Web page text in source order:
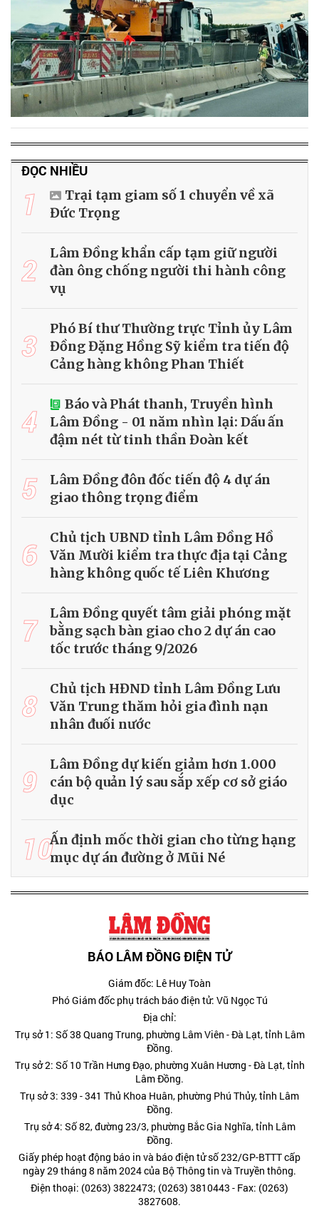
ĐỌC NHIỀU
1
Trại tạm giam số 1 chuyển về xã
Đức Trọng
2
Lâm Đồng khẩn cấp tạm giữ người
đàn ông chống người thi hành công
vụ
3
Phó Bí thư Thường trực Tỉnh ủy Lâm
Đồng Đặng Hồng Sỹ kiểm tra tiến độ
Cảng hàng không Phan Thiết
4
Báo và Phát thanh, Truyền hình
Lâm Đồng - 01 năm nhìn lại: Dấu ấn
đậm nét từ tinh thần Đoàn kết
5
Lâm Đồng đôn đốc tiến độ 4 dự án
giao thông trọng điểm
6
Chủ tịch UBND tỉnh Lâm Đồng Hồ
Văn Mười kiểm tra thực địa tại Cảng
hàng không quốc tế Liên Khương
7
Lâm Đồng quyết tâm giải phóng mặt
bằng sạch bàn giao cho 2 dự án cao
tốc trước tháng 9/2026
8
Chủ tịch HĐND tỉnh Lâm Đồng Lưu
Văn Trung thăm hỏi gia đình nạn
nhân đuối nước
9
Lâm Đồng dự kiến giảm hơn 1.000
cán bộ quản lý sau sắp xếp cơ sở giáo
dục
10Ấn định mốc thời gian cho từng hạng
mục dự án đường ở Mũi Né
BÁO LÂM ĐỒNG ĐIỆN TỬ
Giám đốc: Lê Huy Toàn
Phó Giám đốc phụ trách báo điện tử: Vũ Ngọc Tú
Địa chỉ:
Trụ sở 1: Số 38 Quang Trung, phường Lâm Viên - Đà Lạt, tỉnh Lâm
Đồng.
Trụ sở 2: Số 10 Trần Hưng Đạo, phường Xuân Hương - Đà Lạt, tỉnh
Lâm Đồng.
Trụ sở 3: 339 - 341 Thủ Khoa Huân, phường Phú Thủy, tỉnh Lâm
Đồng.
Trụ sở 4: Số 82, đường 23/3, phường Bắc Gia Nghĩa, tỉnh Lâm
Đồng.
Giấy phép hoạt động báo in và báo điện tử số 232/GP-BTTT cấp
ngày 29 tháng 8 năm 2024 của Bộ Thông tin và Truyền thông.
Điện thoại: (0263) 3822473; (0263) 3810443 - Fax: (0263)
3827608.